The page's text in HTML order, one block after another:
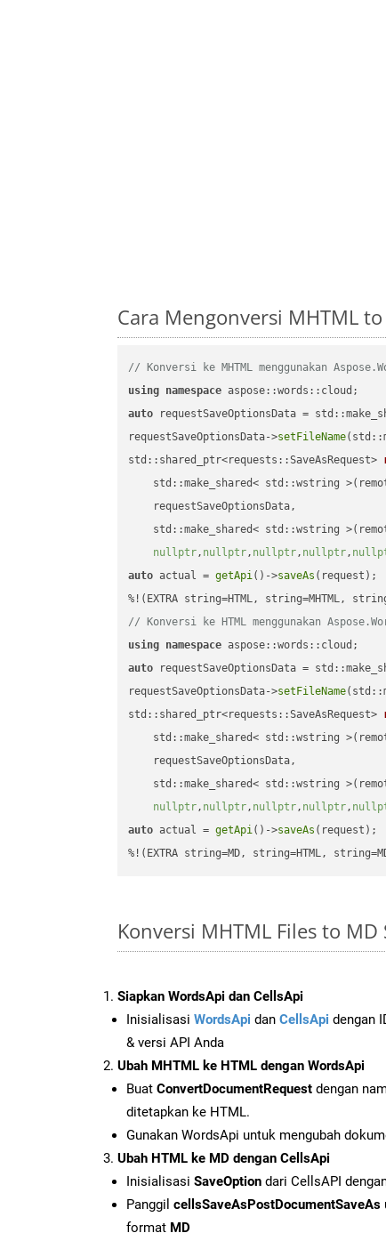
Cara Mengonversi MHTML
// Konversi ke MHTML menggunakan
using namespace
auto requestSaveOptionsData =
requestSaveOptionsData->setFileName
std::shared_ptr<requests::SaveAsRequest>
std::make_shared< std::wstring
    requestSaveOptionsData,
std::make_shared< std::wstring
nullptr, nullptr, nullptr, nullptr,
auto actual = getApi()->saveAs (request);
// Konversi ke HTML menggunakan
using namespace
auto requestSaveOptionsData =
requestSaveOptionsData->setFileName
std::shared_ptr<requests::SaveAsRequest>
std::make_shared< std::wstring
    requestSaveOptionsData,
std::make_shared< std::wstring
nullptr, nullptr, nullptr, nullptr,
auto actual = getApi()->saveAs (request);
%!(EXTRA string=MD, string=HTML,
Konversi MHTML Files to MD
Siapkan WordsApi dan CellsApi
Inisialisasi WordsApi dan CellsApi dengan
& versi API Anda
Ubah MHTML ke HTML dengan WordsApi
Buat ConvertDocumentRequest dengan
ditetapkan ke HTML.
Gunakan WordsApi untuk mengubah
Ubah HTML ke MD dengan CellsApi
Inisialisasi SaveOption dari CellsAPI
Panggil cellsSaveAsPostDocumentSaveAs
format MD